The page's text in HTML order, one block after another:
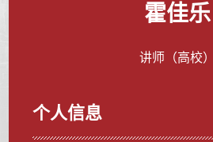
霍佳乐
讲师（高校）
个人信息